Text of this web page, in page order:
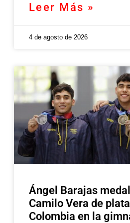
Leer Más »
4 de agosto de 2026
Ángel Barajas
Camilo Vera de
Colombia en la